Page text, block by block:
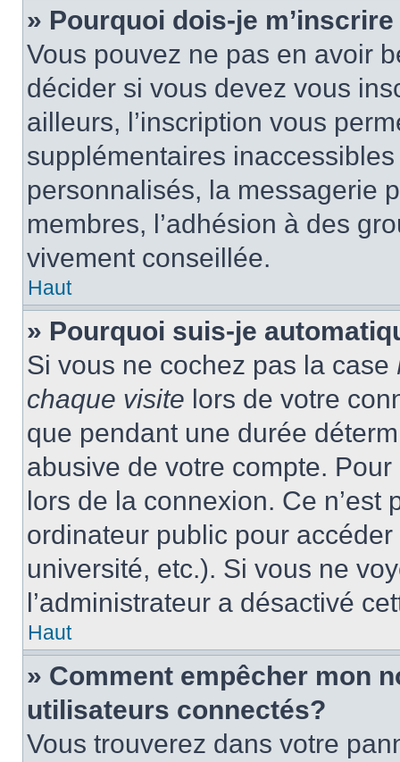
» Pourquoi dois-je
Vous pouvez ne pas en avoir
décider si vous devez vous
ailleurs, l’inscription vous
supplémentaires
personnalisés, la messagerie
membres, l’adhésion à des
vivement conseillée.
Haut
» Pourquoi suis-je
Si vous ne cochez pas la case
chaque visite lors de votre
que pendant une durée
abusive de votre compte.
lors de la connexion. Ce
ordinateur public pour
université, etc.). Si vous ne
l’administrateur a désactivé
Haut
» Comment empêcher mon
utilisateurs connectés?
Vous trouverez dans votre